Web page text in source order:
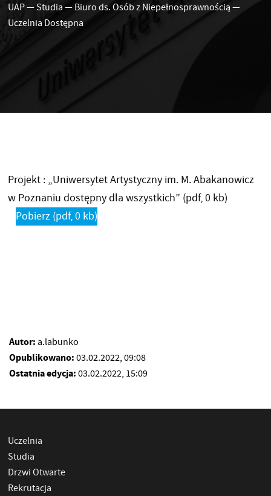
UAP—Studia — Biuro ds. Osób z Niepełnosprawnością —
Uczelnia Dostępna
Projekt : „Uniwersytet Artystyczny im. M. Abakanowicz
w Poznaniu dostępny dla wszystkich” (pdf, 0 kb)
Pobierz (pdf, 0 kb)
Autor: a.labunko
Opublikowano: 03.02.2022, 09:08
Ostatnia edycja: 03.02.2022, 15:09
Uczelnia
Studia
Drzwi Otwarte
Rekrutacja